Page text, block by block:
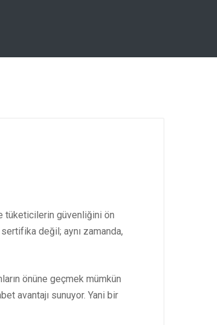
tüketicilerin güvenliğini ön
değil; aynı zamanda,
önüne geçmek mümkün
avantajı sunuyor. Yani bir